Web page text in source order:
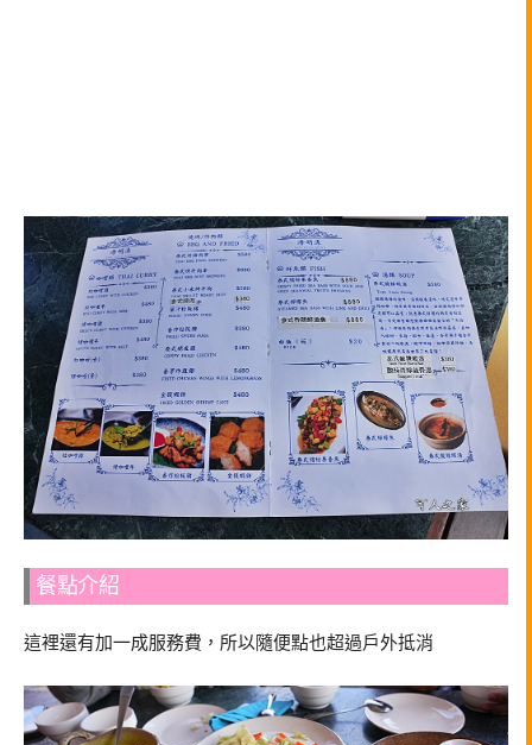
餐點介紹
這裡還有加一成服務費，所以隨便點也超過戶外抵消